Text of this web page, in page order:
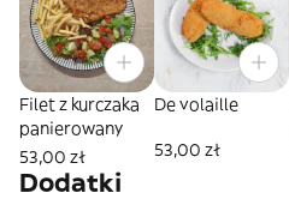
Filet z kurczaka
panierowany
53,00 zł
De volaille
53,00 zł
Dodatki